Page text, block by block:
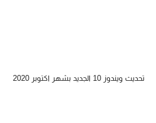
تحديث ويندوز 10 الجديد بشهر اكتوبر 2020